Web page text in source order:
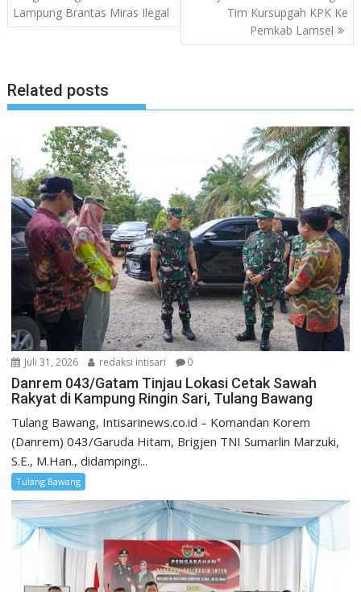
Lampung Brantas Miras Ilegal
Tim Kursupgah KPK Ke
Pemkab Lamsel
Related posts
Juli 31, 2026 redaksi intisari 0
Danrem 043/Gatam Tinjau Lokasi Cetak Sawah
Rakyat di Kampung Ringin Sari, Tulang Bawang
Tulang Bawang, Intisarinews.co.id – Komandan Korem
(Danrem) 043/Garuda Hitam, Brigjen TNI Sumarlin Marzuki,
S.E., M.Han., didampingi...
Tulang Bawang